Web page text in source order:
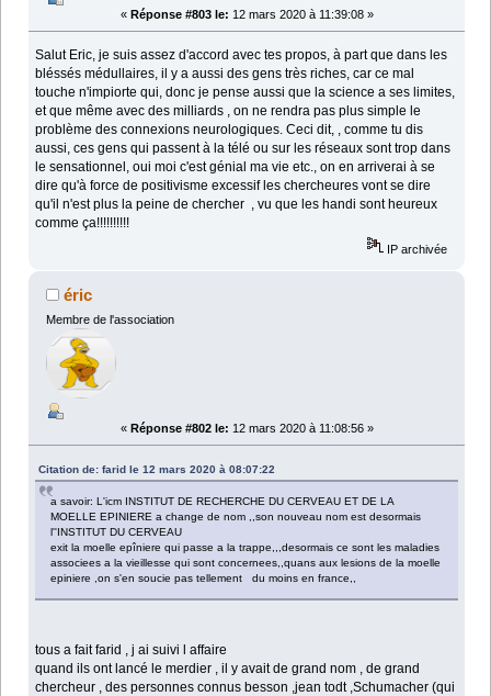
« Réponse #803 le: 12 mars 2020 à 11:39:08 »
Salut Eric, je suis assez d'accord avec tes propos, à part que dans les
bléssés médullaires, il y a aussi des gens très riches, car ce mal
touche n'impiorte qui, donc je pense aussi que la science a ses limites,
et que même avec des milliards , on ne rendra pas plus simple le
problème des connexions neurologiques. Ceci dit, , comme tu dis
aussi, ces gens qui passent à la télé ou sur les réseaux sont trop dans
le sensationnel, oui moi c'est génial ma vie etc., on en arriverai à se
dire qu'à force de positivisme excessif les chercheures vont se dire
qu'il n'est plus la peine de chercher , vu que les handi sont heureux
comme ça!!!!!!!!!!
IP archivée
éric
Membre de l'association
« Réponse #802 le: 12 mars 2020 à 11:08:56 »
Citation de: farid le 12 mars 2020 à 08:07:22
a savoir: L'icm INSTITUT DE RECHERCHE DU CERVEAU ET DE LA
MOELLE EPINIERE a change de nom ,,son nouveau nom est desormais
l''INSTITUT DU CERVEAU
exit la moelle epîniere qui passe a la trappe,,,desormais ce sont les maladies
associees a la vieillesse qui sont concernees,,quans aux lesions de la moelle
epiniere ,on s'en soucie pas tellement du moins en france,,
tous a fait farid , j ai suivi l affaire
quand ils ont lancé le merdier , il y avait de grand nom , de grand
chercheur , des personnes connus besson ,jean todt ,Schumacher (qui